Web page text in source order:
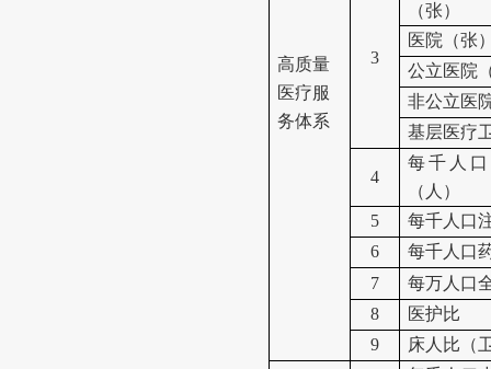
高质量
医疗服
务体系
3
（张）
医院（张
公立医院
非公立医
基层医疗
4
每千人
（人）
5
每千人口
6
每千人口
7
每万人口
8
医护比
9
床人 比（